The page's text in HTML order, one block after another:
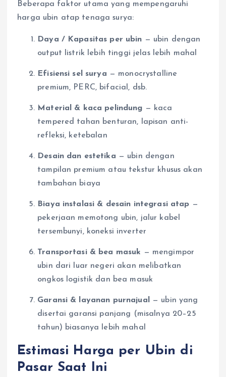
Beberapa faktor utama yang mempengaruhi
harga ubin atap tenaga surya:
Daya / Kapasitas per ubin — ubin dengan
output listrik lebih tinggi jelas lebih mahal
Efisiensi sel surya — monocrystalline
premium, PERC, bifacial, dsb.
Material & kaca pelindung — kaca
tempered tahan benturan, lapisan anti-
refleksi, ketebalan
Desain dan estetika — ubin dengan
tampilan premium atau tekstur khusus akan
tambahan biaya
Biaya instalasi & desain integrasi atap —
pekerjaan memotong ubin, jalur kabel
tersembunyi, koneksi inverter
Transportasi & bea masuk — mengimpor
ubin dari luar negeri akan melibatkan
ongkos logistik dan bea masuk
Garansi & layanan purnajual— ubin yang
disertai garansi panjang (misalnya 20–25
tahun) biasanya lebih mahal
Estimasi Harga per Ubin di
Pasar Saat Ini